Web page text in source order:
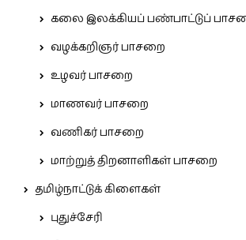
கலை இலக்கியப் பண்பாட்டுப்
வழக்கறிஞர் பாசறை
உழவர் பாசறை
மாணவர் பாசறை
வணிகர் பாசறை
மாற்றுத் திறனாளிகள் பாசறை
தமிழ்நாட்டுக் கிளைகள்
புதுச்சேரி